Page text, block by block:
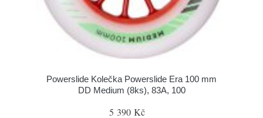
Powerslide Kolečka Powerslide Era 100 mm
DD Medium (8ks), 83A, 100
5 390 Kč